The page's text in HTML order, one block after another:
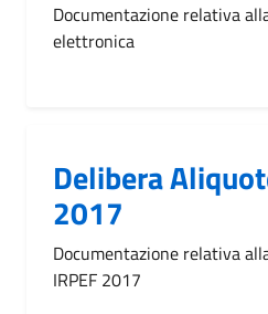
Documentazione relativa
elettronica
Delibera
2017
Documentazione relativa
IRPEF 2017